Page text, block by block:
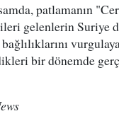
patlamanın
gelenlerin Suriye
bir dönemde